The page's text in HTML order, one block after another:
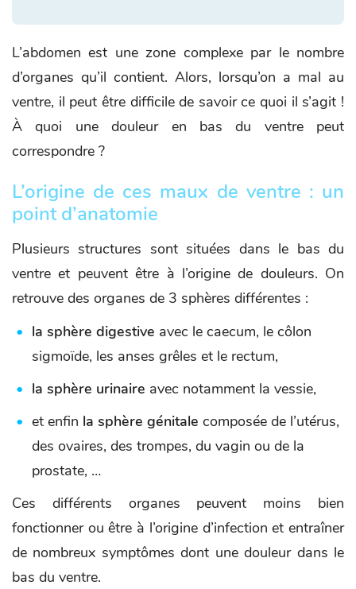
L’abdomen est une zone complexe par le nombre
d’organes qu’il contient. Alors, lorsqu’on a mal au
ventre, il peut être difficile de savoir ce quoi il s’agit !
À quoi une douleur en bas du ventre peut
correspondre ?
L’origine de ces maux de ventre : un
point d’anatomie
Plusieurs structures sont situées dans le bas du
ventre et peuvent être à l’origine de douleurs. On
retrouve des organes de 3 sphères différentes :
la sphère digestive avec le caecum, le côlon
sigmoïde, les anses grêles et le rectum,
la sphère urinaire avec notamment la vessie,
et enfin la sphère génitale composée de l’utérus,
des ovaires, des trompes, du vagin ou de la
prostate, …
Ces différents organes peuvent moins bien
fonctionner ou être à l’origine d’infection et entraîner
de nombreux symptômes dont une douleur dans le
bas du ventre.